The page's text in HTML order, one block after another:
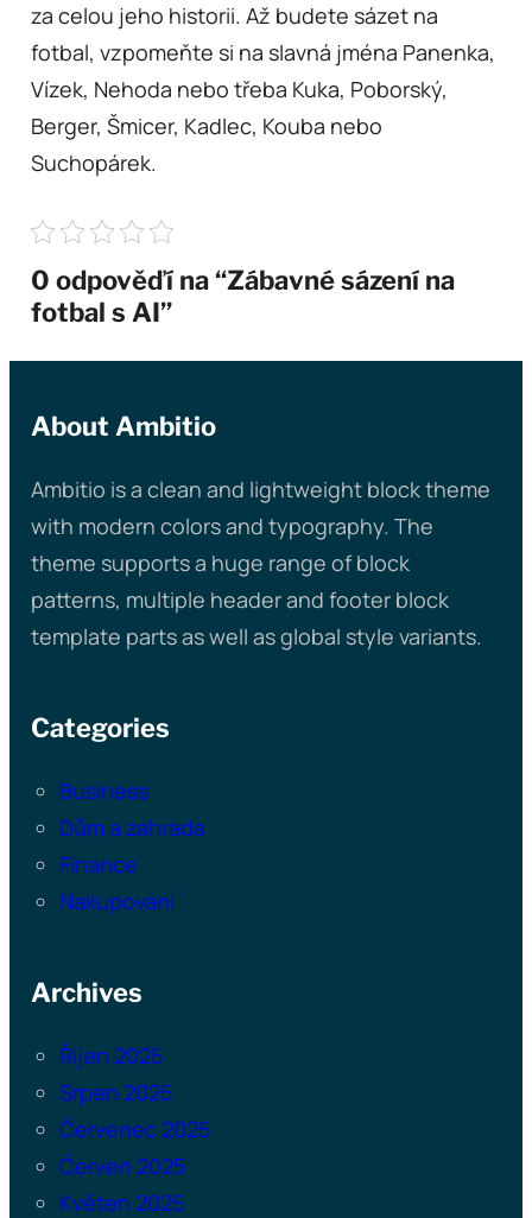
za celou jeho historii. Až budete sázet na
fotbal, vzpomeňte si na slavná jména Panenka,
Vízek, Nehoda nebo třeba Kuka, Poborský,
Berger, Šmicer, Kadlec, Kouba nebo
Suchopárek.
0 odpověďí na “Zábavné sázení na
fotbal s AI”
About Ambitio
Ambitio is a clean and lightweight block theme
with modern colors and typography. The
theme supports a huge range of block
patterns, multiple header and footer block
template parts as well as global style variants.
Categories
Business
Dům a zahrada
Finance
Nakupování
Archives
Říjen 2025
Srpen 2025
Červenec 2025
Červen 2025
Květen 2025